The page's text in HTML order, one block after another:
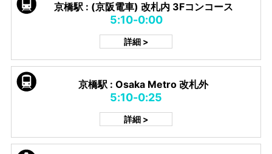
京橋駅 : (京阪電車) 改札内 3Fコンコース
5:10-0:00
詳細 >
京橋駅 : Osaka Metro 改札外
5:10-0:25
詳細 >